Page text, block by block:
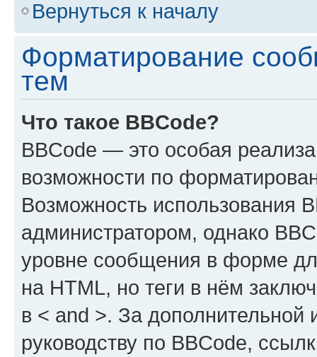
Вернуться к началу
Форматирование
тем
Что такое BBCode?
BBCode — это особая
возможности по
Возможность использования
администратором, однако
уровне сообщения в форме
на HTML, но теги в нём
в < and >. За
руководству по BBCode,